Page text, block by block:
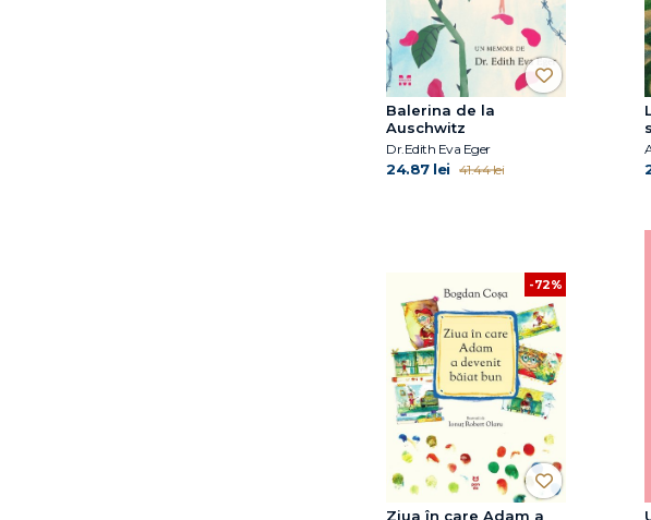
Balerina de la
Auschwitz
Dr.Edith Eva Eger
24.87 lei 41.44 lei
-72%
Ziua în care Adam a